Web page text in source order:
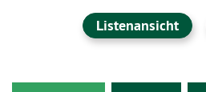
Listenansicht